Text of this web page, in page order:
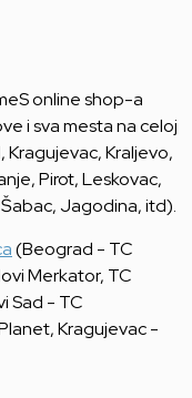
online shop-a
i sva mesta na celoj
Kragujevac, Kraljevo,
Pirot, Leskovac,
Šabac, Jagodina, itd).
(Beograd - TC
Merkator, TC
Sad - TC
Kragujevac -